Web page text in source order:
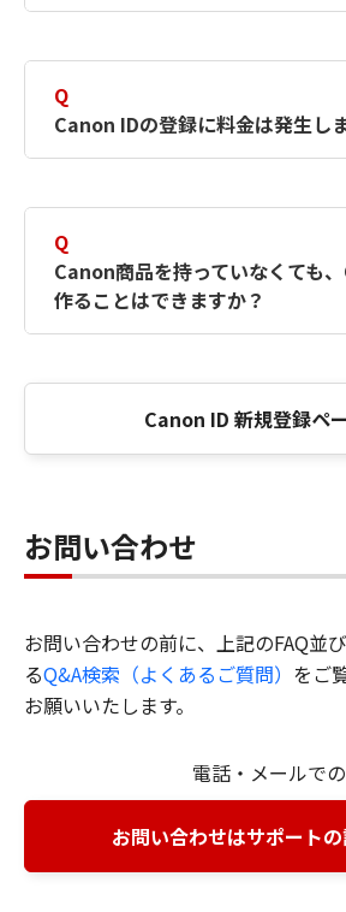
択したサービスから取得しま
簡単に作成できるように、こ
Canon IDの登録フォームを入
Q
Canon IDの登録に料金は発生し
Q
Canon商品を持っていなくても
作ることはできますか？
Canon ID 新規登録ペ
お問い合わせ
お問い合わせの前に、上記のFAQ並
るQ&A検索（よくあるご質問） をご
お願いいたします。
電話・メールでの
お問い合わせはサポート